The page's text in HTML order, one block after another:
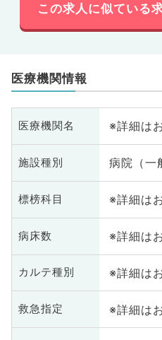
この求人に似ている
医療機関情報
医療機関名 ※詳細は
施設種別 病院（一
標榜科目 ※詳細は
病床数 ※詳細は
カルテ種別 ※詳細は
救急指定 ※詳細は